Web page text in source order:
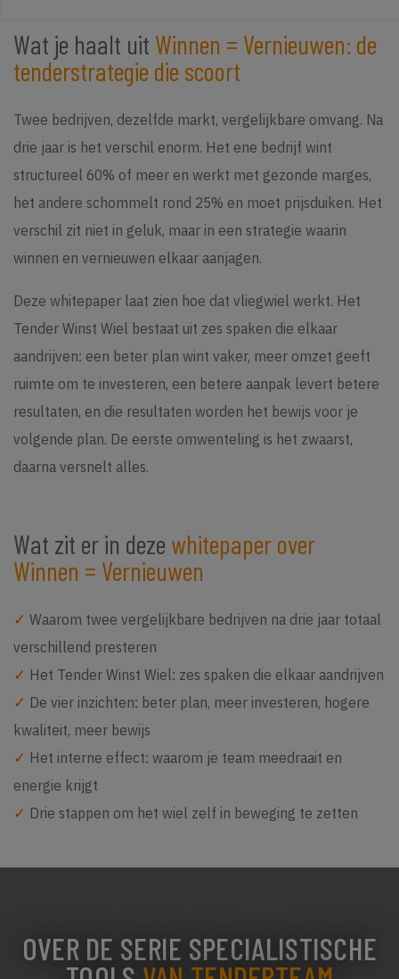
Wat je haalt uit Winnen = Vernieuwen: de
tenderstrategie die scoort
Twee bedrijven, dezelfde markt, vergelijkbare omvang. Na
drie jaar is het verschil enorm. Het ene bedrijf wint
structureel 60% of meer en werkt met gezonde marges,
het andere schommelt rond 25% en moet prijsduiken. Het
verschil zit niet in geluk, maar in een strategie waarin
winnen en vernieuwen elkaar aanjagen.
Deze whitepaper laat zien hoe dat vliegwiel werkt. Het
Tender Winst Wiel bestaat uit zes spaken die elkaar
aandrijven: een beter plan wint vaker, meer omzet geeft
ruimte om te investeren, een betere aanpak levert betere
resultaten, en die resultaten worden het bewijs voor je
volgende plan. De eerste omwenteling is het zwaarst,
daarna versnelt alles.
Wat zit er in deze whitepaper over
Winnen = Vernieuwen
✓ Waarom twee vergelijkbare bedrijven na drie jaar totaal
verschillend presteren
✓ Het Tender Winst Wiel: zes spaken die elkaar aandrijven
✓ De vier inzichten: beter plan, meer investeren, hogere
kwaliteit, meer bewijs
✓ Het interne effect: waarom je team meedraait en
energie krijgt
✓ Drie stappen om het wiel zelf in beweging te zetten
OVER DE SERIE SPECIALISTISCHE